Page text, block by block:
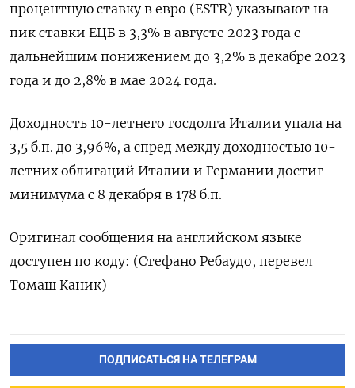
процентную ставку в евро (ESTR) указывают на
пик ставки ЕЦБ в 3,3% в августе 2023 года с
дальнейшим понижением до 3,2% в декабре 2023
года и до 2,8% в мае 2024 года.
Доходность 10-летнего госдолга Италии упала на
3,5 б.п. до 3,96%, а спред между доходностью 10-
летних облигаций Италии и Германии достиг
минимума с 8 декабря в 178 б.п.
Оригинал сообщения на английском языке
доступен по коду: (Стефано Ребаудо, перевел
Томаш Каник)
ПОДПИСАТЬСЯ НА ТЕЛЕГРАМ